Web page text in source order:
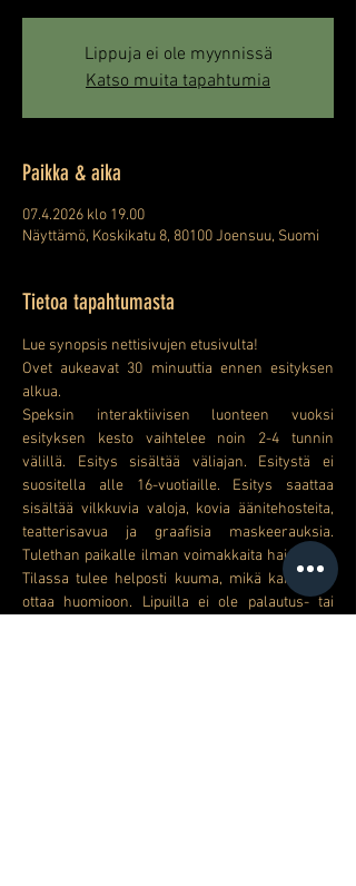
Lippuja ei ole myynnissä
Katso muita tapahtumia
Paikka & aika
07.4.2026 klo 19.00
Näyttämö, Koskikatu 8, 80100 Joensuu, Suomi
Tietoa tapahtumasta
Lue synopsis nettisivujen etusivulta!
Ovet aukeavat 30 minuuttia ennen esityksen
alkua.
Speksin interaktiivisen luonteen vuoksi
esityksen kesto vaihtelee noin 2-4 tunnin
välillä. Esitys sisältää väliajan. Esitystä ei
suositella alle 16-vuotiaille. Esitys saattaa
sisältää vilkkuvia valoja, kovia äänitehosteita,
teatterisavua ja graafisia maskeerauksia.
Tulethan paikalle ilman voimakkaita hajusteita.
Tilassa tulee helposti kuuma, mikä kannattaa
ottaa huomioon. Lipuilla ei ole palautus- tai